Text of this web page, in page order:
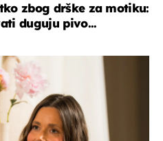
zbog drške za motiku:
duguju pivo...